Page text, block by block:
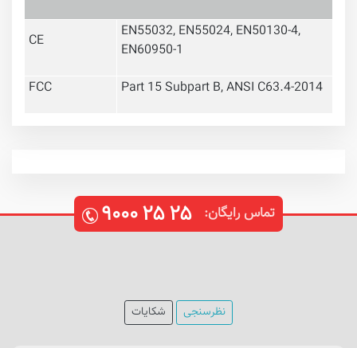
CE
EN55032, EN55024, EN50130-4,
EN60950-1
FCC
Part 15 Subpart B, ANSI C63.4-2014
تماس رایگان: ۹۰۰۰۲۵۲۵
نظرسنجی شکایات